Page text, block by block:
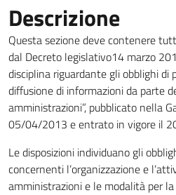
Descrizione
Questa sezione deve contenere
dal Decreto legislativo14 marzo
disciplina riguardante gli obblighi di
diffusione di informazioni da parte
amministrazioni”, pubblicato nella
05/04/2013 e entrato in vigore il
Le disposizioni individuano gli
concernenti l’organizzazione e
amministrazioni e le modalità per